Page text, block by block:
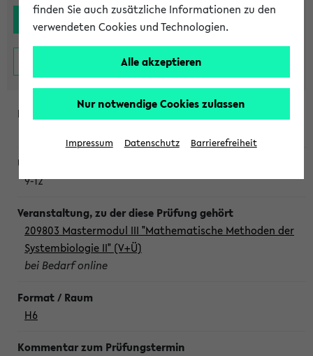
9-12
209803 Mastermodul III "Mathematische Methoden der
Systembiologie II" (V+Ü)
bei Bedarf online
H6
finden Sie auch zusätzliche Informationen zu den
verwendeten Cookies und Technologien.
Alle akzeptieren
Nur notwendige Cookies zulassen
Impressum Datenschutz Barrierefreiheit